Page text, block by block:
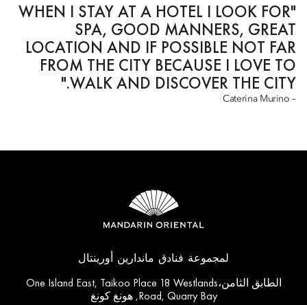
"WHEN I STAY AT A HOTEL I LOOK FOR
SPA, GOOD MANNERS, GREAT
LOCATION AND IF POSSIBLE NOT FAR
FROM THE CITY BECAUSE I LOVE TO
WALK AND DISCOVER THE CITY."
– Caterina Murino
لمجموعة فنادق ماندارين أورينتال
الطابق الثامن،One Island East, Taikoo Place 18 Westlands
Road, Quarry Bay, هونغ كونغ